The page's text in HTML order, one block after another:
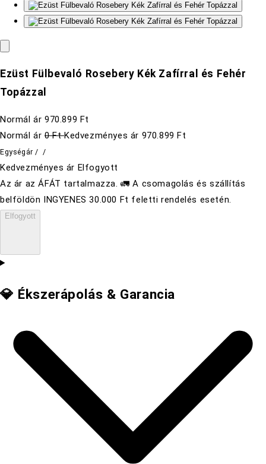
Ezüst Fülbevaló Rosebery Kék Zafírral és Fehér
Topázzal
Normál ár 970.899 Ft
Normál ár 0 FtKedvezményes ár 970.899 Ft
Egységár / /
Kedvezményes ár Elfogyott
Az ár az ÁFÁT tartalmazza. 🚛 A csomagolás és szállítás
belföldön INGYENES 30.000 Ft feletti rendelés esetén.
Elfogyott
💎 Ékszerápolás & Garancia